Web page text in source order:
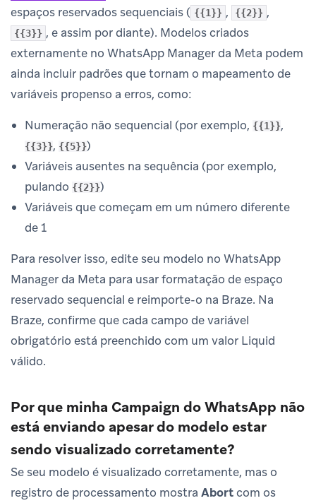
espaços reservados sequenciais ( {{1}} , {{2}} ,
{{3}} , e assim por diante). Modelos criados
externamente no WhatsApp Manager da Meta podem
ainda incluir padrões que tornam o mapeamento de
variáveis propenso a erros, como:
Numeração não sequencial (por exemplo, {{1}},
{{3}}, {{5}})
Variáveis ausentes na sequência (por exemplo,
pulando {{2}})
Variáveis que começam em um número diferente
de 1
Para resolver isso, edite seu modelo no WhatsApp
Manager da Meta para usar formatação de espaço
reservado sequencial e reimporte-o na Braze. Na
Braze, confirme que cada campo de variável
obrigatório está preenchido com um valor Liquid
válido.
Por que minha Campaign do WhatsApp não
está enviando apesar do modelo estar
sendo visualizado corretamente?
Se seu modelo é visualizado corretamente, mas o
registro de processamento mostra Abortcom os